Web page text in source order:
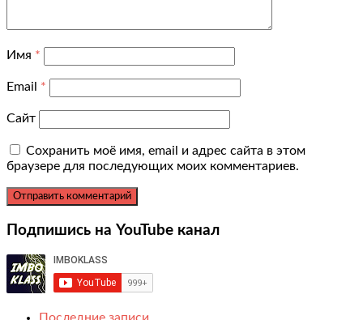
Имя *
Email *
Сайт
Сохранить моё имя, email и адрес сайта в этом
браузере для последующих моих комментариев.
Подпишись на YouTube канал